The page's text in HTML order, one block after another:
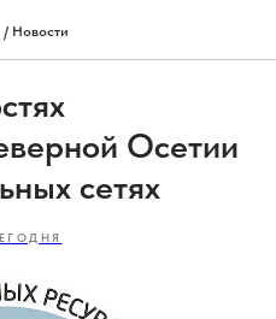
/ Новости
Осетии
сетях